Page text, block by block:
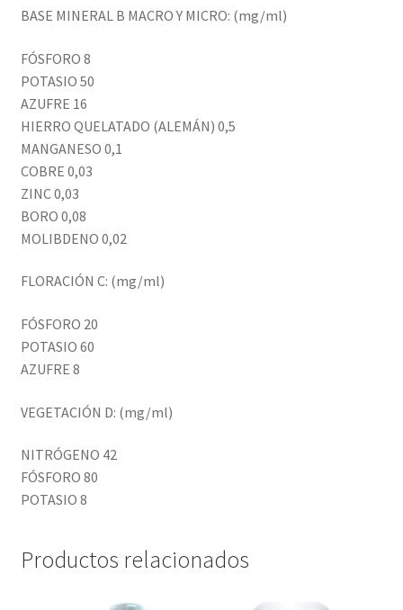
BASE MINERAL B MACRO Y MICRO: (mg/ml)
FÓSFORO 8
POTASIO 50
AZUFRE 16
HIERRO QUELATADO (ALEMÁN) 0,5
MANGANESO 0,1
COBRE 0,03
ZINC 0,03
BORO 0,08
MOLIBDENO 0,02
FLORACIÓN C: (mg/ml)
FÓSFORO 20
POTASIO 60
AZUFRE 8
VEGETACIÓN D: (mg/ml)
NITRÓGENO 42
FÓSFORO 80
POTASIO 8
Productos relacionados